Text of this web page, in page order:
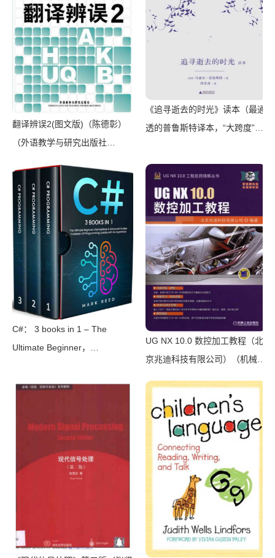
翻译辨误2(图文版)（陈德彰）
（外语教学与研究出版社
《追寻逝去的时光》读本（最通
透的普鲁斯特译本，“大跨度”节
罗斯特纸上展览》）（【法】马
塞尔•普鲁斯特，周克希译）
（广西师范大学出版社 2015）
C#： 3 books in 1 – The
Ultimate Beginner，
Guides to Master C#
Experience（Mark Reed）
UG NX 10.0 数控加工教程（北
京兆迪科技有限公司）（机械工